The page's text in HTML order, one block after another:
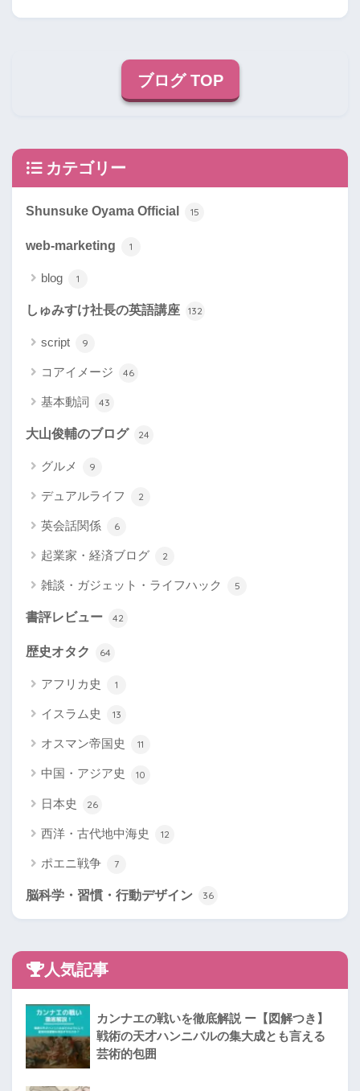
ブログ TOP
カテゴリー
Shunsuke Oyama Official 15
web-marketing 1
blog 1
しゅみすけ社長の英語講座 132
script 9
コアイメージ 46
基本動詞 43
大山俊輔のブログ 24
グルメ 9
デュアルライフ 2
英会話関係 6
起業家・経済ブログ 2
雑談・ガジェット・ライフハック 5
書評レビュー 42
歴史オタク 64
アフリカ史 1
イスラム史 13
オスマン帝国史 11
中国・アジア史 10
日本史 26
西洋・古代地中海史 12
ポエニ戦争 7
脳科学・習慣・行動デザイン 36
人気記事
カンナエの戦いを徹底解説 ー【図解つき】
戦術の天才ハンニバルの集大成とも言える
芸術的包囲